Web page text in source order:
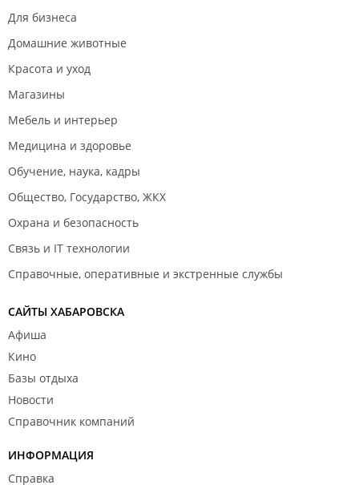
Для бизнеса
Домашние животные
Красота и уход
Магазины
Мебель и интерьер
Медицина и здоровье
Обучение, наука, кадры
Общество, Государство, ЖКХ
Охрана и безопасность
Связь и IT технологии
Справочные, оперативные и экстренные службы
САЙТЫ ХАБАРОВСКА
Афиша
Кино
Базы отдыха
Новости
Справочник компаний
ИНФОРМАЦИЯ
Справка